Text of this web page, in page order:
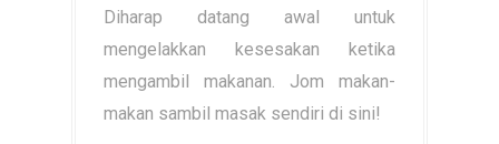
Diharap datang awal untuk
mengelakkan kesesakan ketika
mengambil makanan. Jom makan-
makan sambil masak sendiri di sini!